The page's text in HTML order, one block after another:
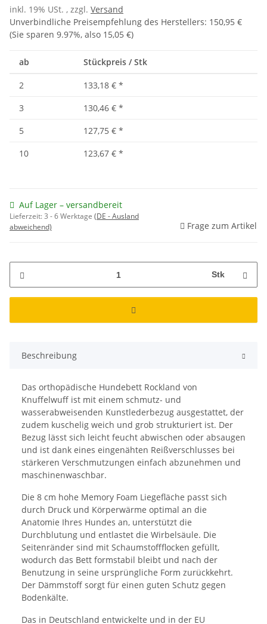
inkl. 19% USt. , zzgl. Versand
Unverbindliche Preisempfehlung des Herstellers: 150,95 €
(Sie sparen 9.97%, also 15,05 €)
ab Stückpreis / Stk
2 133,18 € *
3
130,46 € *
5
127,75 € *
10
123,67 € *
Auf Lager – versandbereit
Lieferzeit:3 - 6 Werktage (DE - Ausland
abweichend)
Frage zum Artikel
Stk
Beschreibung
Das orthopädische Hundebett Rockland von
Knuffelwuff ist mit einem schmutz- und
wasserabweisenden Kunstlederbezug ausgestattet, der
zudem kuschelig weich und grob strukturiert ist. Der
Bezug lässt sich leicht feucht abwischen oder absaugen
und ist dank eines eingenähten Reißverschlusses bei
stärkeren Verschmutzungen einfach abzunehmen und
maschinenwaschbar.
Die 8 cm hohe Memory Foam Liegefläche passt sich
durch Druck und Körperwärme optimal an die
Anatomie Ihres Hundes an, unterstützt die
Durchblutung und entlastet die Wirbelsäule. Die
Seitenränder sind mit Schaumstoffflocken gefüllt,
wodurch das Bett formstabil bleibt und nach der
Benutzung in seine ursprüngliche Form zurückkehrt.
Der Dämmstoff sorgt für einen guten Schutz gegen
Bodenkälte.
Das in Deutschland entwickelte und in der EU